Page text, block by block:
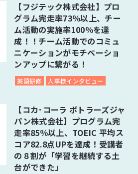
【フジテック株式会社】プロ
グラム完走率73％以上、チー
ム活動の実施率100％を達
成！！チーム活動でのコミュ
ニケーションがモチベーショ
ンアップに繋がる！
英語研修 人事様インタビュー
【コカ･コーラ ボトラーズジャ
パン株式会社】プログラム完
走率85％以上、TOEIC 平均ス
コア82.8点UPを達成！受講者
の８割が「学習を継続する土
台ができた」